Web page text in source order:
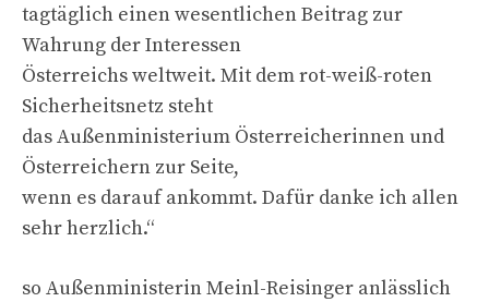
tagtäglich einen wesentlichen Beitrag zur
Wahrung der Interessen
Österreichs weltweit. Mit dem rot-weiß-roten
Sicherheitsnetz steht
das Außenministerium Österreicherinnen und
Österreichern zur Seite,
wenn es darauf ankommt. Dafür danke ich allen
sehr herzlich.“
so Außenministerin Meinl-Reisinger anlässlich